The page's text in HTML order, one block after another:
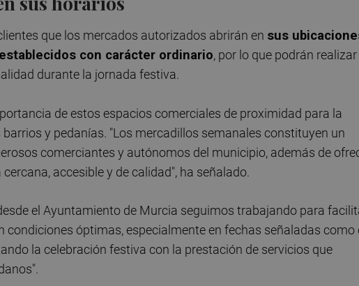
que los mercados autorizados abrirán en sus
con carácter ordinario, por lo que podrán realizar
durante la jornada festiva.
de estos espacios comerciales de proximidad para la
y pedanías. "Los mercadillos semanales constituyen un
comerciantes y autónomos del municipio, además de
accesible y de calidad", ha señalado.
el Ayuntamiento de Murcia seguimos trabajando para
condiciones óptimas, especialmente en fechas señaladas como
la celebración festiva con la prestación de servicios que